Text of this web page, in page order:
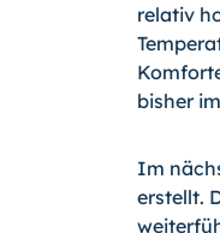
relativ
bisher
Im
erstellt.